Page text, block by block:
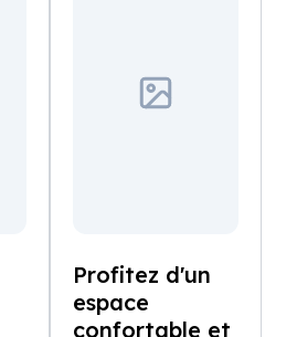
Profitez d'un
espace
confortable et